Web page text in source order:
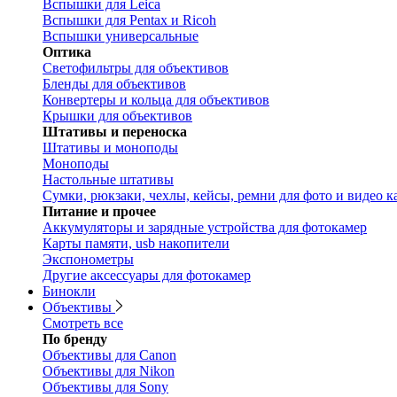
Вспышки для Leica
Вспышки для Pentax и Ricoh
Вспышки универсальные
Оптика
Светофильтры для объективов
Бленды для объективов
Конвертеры и кольца для объективов
Крышки для объективов
Штативы и переноска
Штативы и моноподы
Моноподы
Настольные штативы
Сумки, рюкзаки, чехлы, кейсы, ремни для фото и видео
Питание и прочее
Аккумуляторы и зарядные устройства для фотокамер
Карты памяти, usb накопители
Экспонометры
Другие аксессуары для фотокамер
Бинокли
Объективы
Смотреть все
По бренду
Объективы для Canon
Объективы для Nikon
Объективы для Sony